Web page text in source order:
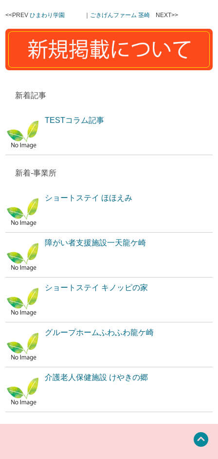
<<PREVひまわり学園 ｜ ごきげんファーム 茎崎 NEXT>>
新着記事
TESTコラム記事
新着-事業所
ショートステイ ほほえみ
障がい者支援施設一天龍ケ崎
ショートステイ キノッピの家
グループホームふわふわ龍ケ崎
介護老人保健施設 けやきの郷